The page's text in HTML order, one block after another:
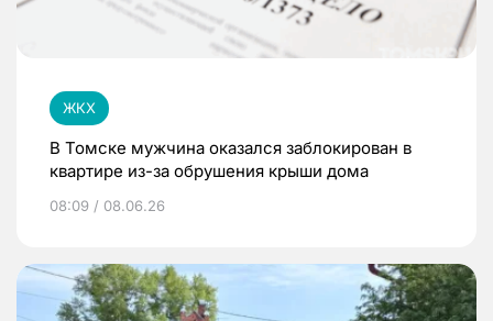
ЖКХ
В Томске мужчина оказался заблокирован в
квартире из-за обрушения крыши дома
08:09 / 08.06.26